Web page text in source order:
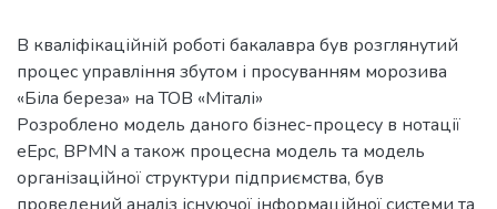
В кваліфікаційній роботі бакалавра був розглянутий
процес управління збутом і просуванням морозива
«Біла береза» на ТОВ «Міталі»
Розроблено модель даного бізнес-процесу в нотації
eEpc, BPMN а також процесна модель та модель
організаційної структури підприємства, був